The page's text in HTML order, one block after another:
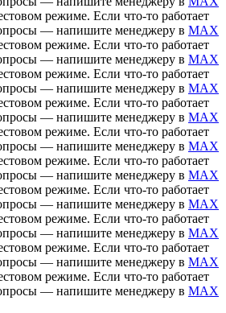
режиме. Если что-то работает
— напишите менеджеру в MAX
режиме. Если что-то работает
— напишите менеджеру в MAX
режиме. Если что-то работает
— напишите менеджеру в MAX
режиме. Если что-то работает
— напишите менеджеру в MAX
режиме. Если что-то работает
— напишите менеджеру в MAX
режиме. Если что-то работает
— напишите менеджеру в MAX
режиме. Если что-то работает
— напишите менеджеру в MAX
режиме. Если что-то работает
— напишите менеджеру в MAX
режиме. Если что-то работает
— напишите менеджеру в MAX
режиме. Если что-то работает
— напишите менеджеру в MAX